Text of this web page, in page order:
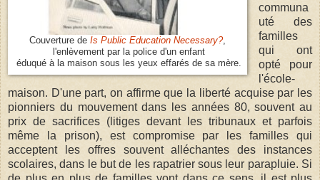
Couverture de Is Public Education Necessary?,
l'enlèvement par la police d'un enfant
éduqué à la maison sous les yeux effarés de sa mère.
communa
uté des
familles
qui ont
opté pour
l'école-
maison. D'une part, on affirme que la liberté acquise par les
pionniers du mouvement dans les années 80, souvent au
prix de sacrifices (litiges devant les tribunaux et parfois
même la prison), est compromise par les familles qui
acceptent les offres souvent alléchantes des instances
scolaires, dans le but de les rapatrier sous leur parapluie. Si